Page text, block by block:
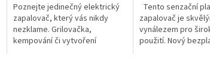
Poznejte jedinečný elektrický
zapalovač, který vás nikdy
nezklame. Grilovačka,
kempování či vytvoření
Tento senzační
zapalovač je
vynálezem pro
použití. Nový